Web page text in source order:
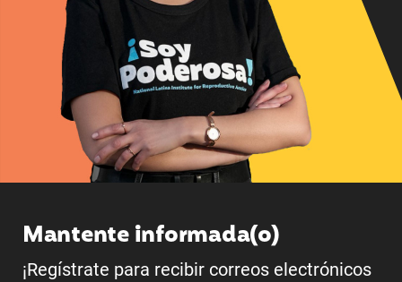
Mantente informada(o)
¡Regístrate para recibir correos electrónicos